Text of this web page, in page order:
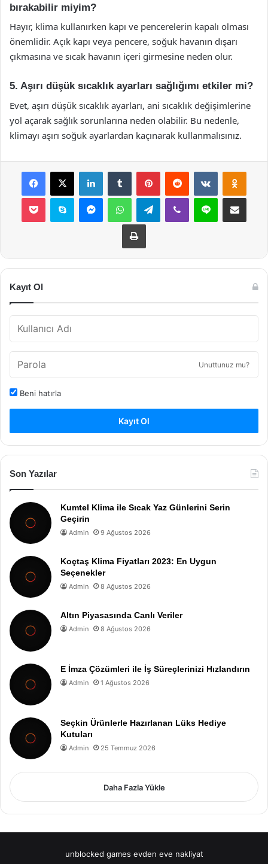
bırakabilir miyim?
Hayır, klima kullanırken kapı ve pencerelerin kapalı olması
önemlidir. Açık kapı veya pencere, soğuk havanın dışarı
çıkmasına ve sıcak havanın içeri girmesine neden olur.
5. Aşırı düşük sıcaklık ayarları sağlığımı etkiler mi?
Evet, aşırı düşük sıcaklık ayarları, ani sıcaklık değişimlerine
yol açarak sağlık sorunlarına neden olabilir. Bu nedenle,
klimayı aşırı soğuk ayarlardan kaçınarak kullanmalısınız.
Facebook
X LinkedInTumblr PinterestReddit VKontakte
Pocket Skype MessengerWhatsAppTelegramViber Line E-Posta ile
Yazdır
Kayıt Ol
Unuttunuz mu?
Beni hatırla
Kayıt Ol
Son Yazılar
Kumtel Klima ile Sıcak Yaz Günlerini Serin
Geçirin
Admin 9 Ağustos 2026
Koçtaş Klima Fiyatları 2023: En Uygun
Seçenekler
Admin 8 Ağustos 2026
Altın Piyasasında Canlı Veriler
Admin 8 Ağustos 2026
E İmza Çözümleri ile İş Süreçlerinizi Hızlandırın
Admin 1 Ağustos 2026
Seçkin Ürünlerle Hazırlanan Lüks Hediye
Kutuları
Admin 25 Temmuz 2026
Daha Fazla Yükle
unblocked games evden eve nakliyat